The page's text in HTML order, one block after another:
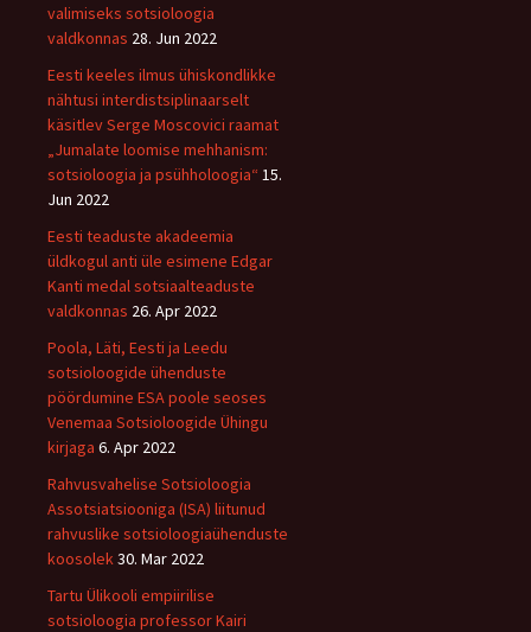
valimiseks sotsioloogia
valdkonnas 28. Jun 2022
Eesti keeles ilmus ühiskondlikke
nähtusi interdistsiplinaarselt
käsitlev Serge Moscovici raamat
„Jumalate loomise mehhanism:
sotsioloogia ja psühholoogia“ 15.
Jun 2022
Eesti teaduste akadeemia
üldkogul anti üle esimene Edgar
Kanti medal sotsiaalteaduste
valdkonnas 26. Apr 2022
Poola, Läti, Eesti ja Leedu
sotsioloogide ühenduste
pöördumine ESA poole seoses
Venemaa Sotsioloogide Ühingu
kirjaga 6. Apr 2022
Rahvusvahelise Sotsioloogia
Assotsiatsiooniga (ISA) liitunud
rahvuslike sotsioloogiaühenduste
koosolek30. Mar 2022
Tartu Ülikooli empiirilise
sotsioloogia professor Kairi